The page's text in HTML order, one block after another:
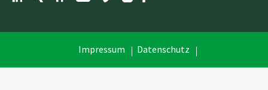
Navigation
Impressum Datenschutz